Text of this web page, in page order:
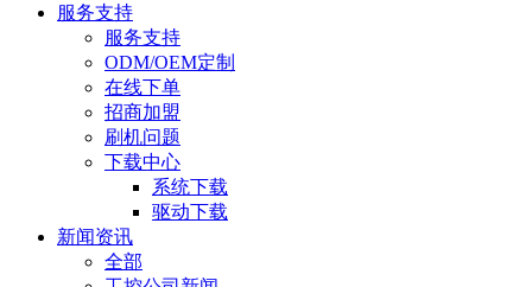
服务支持
服务支持
ODM/OEM定制
在线下单
招商加盟
刷机问题
下载中心
系统下载
驱动下载
新闻资讯
全部